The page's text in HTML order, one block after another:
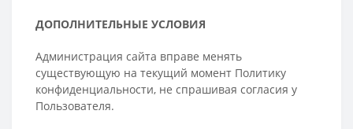
ДОПОЛНИТЕЛЬНЫЕ УСЛОВИЯ
Администрация сайта вправе менять
существующую на текущий момент Политику
конфиденциальности, не спрашивая согласия у
Пользователя.